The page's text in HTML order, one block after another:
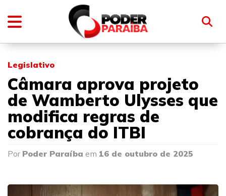
Legislativo
Câmara aprova projeto
de Wamberto Ulysses que
modifica regras de
cobrança do ITBI
Por Poder Paraíba em 16 de outubro de 2025